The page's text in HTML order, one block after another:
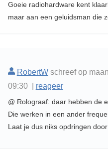
Goeie radiohardware kent
maar aan een geluidsman die
RobertWschreef op
09:30 | reageer
@ Rolograaf: daar hebben de
Die werken in een ander
Laat je dus niks opdringen